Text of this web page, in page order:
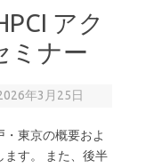
アク
ミナー
年3月25日
東京の概要およ
ます。 また、後半